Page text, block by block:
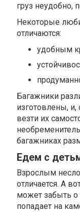
груз неудобно,
Некоторые
отличаются:
удобным
Багажники
изготовлены, и,
везти их
багажниках
Едем с
Взрослым
отличается. А
может забыть о
попадает на